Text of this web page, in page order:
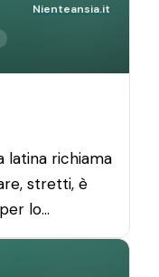
Nienteansia.it
latina richiama
stretti, è
lo…